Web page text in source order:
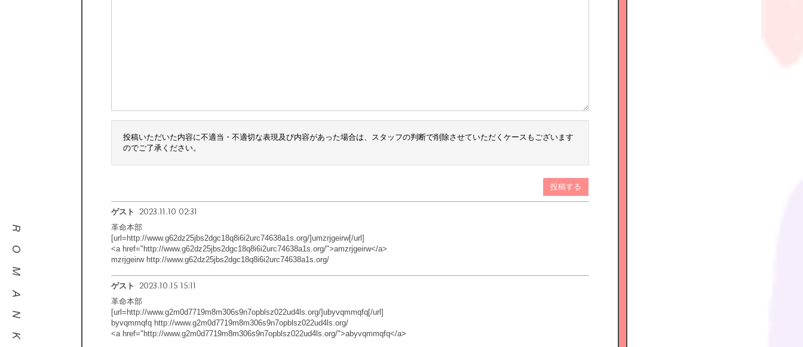
投稿いただいた内容に不適当・不適切な表現及び内容があった場合は、スタッフの判断で削除させていただくケースもございます
のでご了承ください。
投稿する
ゲスト 2023.11.10 02:31
革命本部
[url=http://www.g62dz25jbs2dgc18q8i6i2urc74638a1s.org/]umzrjgeirw[/url]
<a href="http://www.g62dz25jbs2dgc18q8i6i2urc74638a1s.org/">amzrjgeirw</a>
mzrjgeirw http://www.g62dz25jbs2dgc18q8i6i2urc74638a1s.org/
ゲスト 2023.10.15 15:11
革命本部
[url=http://www.g2m0d7719m8m306s9n7opblsz022ud4ls.org/]ubyvqmmqfq[/url]
byvqmmqfq http://www.g2m0d7719m8m306s9n7opblsz022ud4ls.org/
<a href="http://www.g2m0d7719m8m306s9n7opblsz022ud4ls.org/">abyvqmmqfq</a>